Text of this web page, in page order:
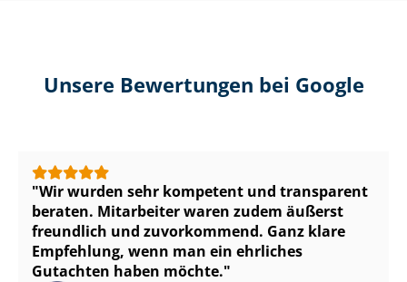
Unsere Bewertungen bei Google
Wir wurden sehr kompetent und transparent
beraten. Mitarbeiter waren zudem äußerst
freundlich und zuvorkommend. Ganz klare
Empfehlung, wenn man ein ehrliches
Gutachten haben möchte.